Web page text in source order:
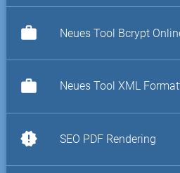
work Neues Tool Bcrypt
work Neues Tool XML
new_releases SEO PDF Rendering